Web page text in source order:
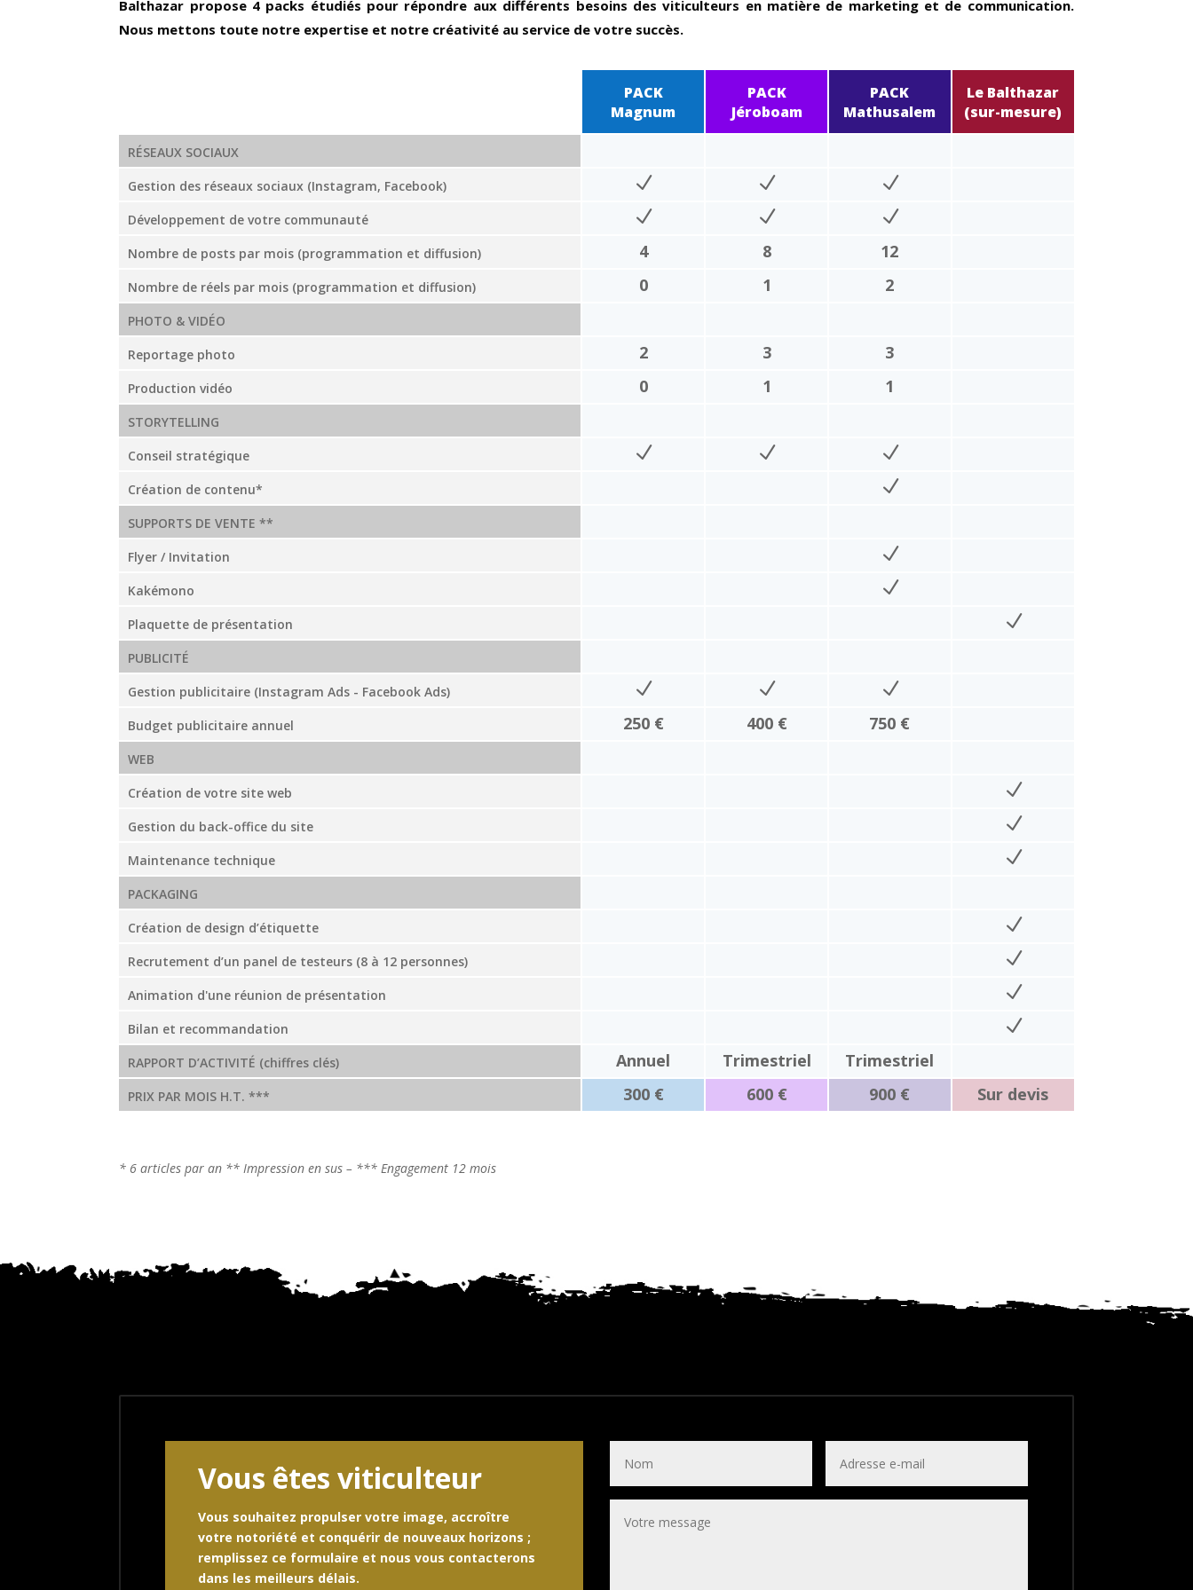
Balthazar propose 4 packs étudiés pour répondre aux différents besoins des viticulteurs en matière de marketing et de communication.
Nous mettons toute notre expertise et notre créativité au service de votre succès.
RÉSEAUX SOCIAUX
Gestion des réseaux sociaux (Instagram, Facebook)
Développement de votre communauté
Nombre de posts par mois (programmation et diffusion)
Nombre de réels par mois (programmation et diffusion)
PHOTO & VIDÉO
Reportage photo
Production vidéo
STORYTELLING
Conseil stratégique
Création de contenu*
SUPPORTS DE VENTE **
Flyer / Invitation
Kakémono
Plaquette de présentation
PUBLICITÉ
Gestion publicitaire (Instagram Ads - Facebook Ads)
Budget publicitaire annuel
WEB
Création de votre site web
Gestion du back-office du site
Maintenance technique
PACKAGING
Création de design d’étiquette
Recrutement d’un panel de testeurs (8 à 12 personnes)
Animation d'une réunion de présentation
Bilan et recommandation
RAPPORT D’ACTIVITÉ (chiffres clés)
PRIX PAR MOIS H.T. ***
PACK
Magnum
4
0
2
0
250 €
Annuel
300 €
PACK
Jéroboam
8
1
3
1
400 €
Trimestriel
600 €
PACK
Mathusalem
12
2
3
1
750 €
Trimestriel
900 €
Le Balthazar
(sur-mesure)
Sur devis
* 6 articles par an ** Impression en sus – *** Engagement 12 mois
Vous êtes viticulteur
Vous souhaitez propulser votre image, accroître
votre notoriété et conquérir de nouveaux horizons ;
remplissez ce formulaire et nous vous contacterons
dans les meilleurs délais.